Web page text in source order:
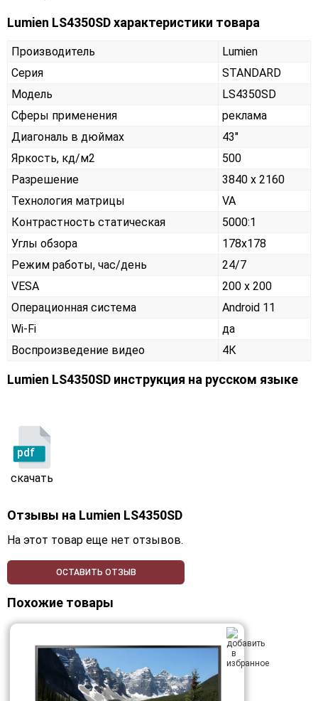
Lumien LS4350SD характеристики товара
Производитель
Lumien
Серия
STANDARD
Модель
LS4350SD
Сферы применения
реклама
Диагональ в дюймах
43"
Яркость, кд/м2
500
Разрешение
3840 x 2160
Технология матрицы
VA
Контрастность статическая
5000:1
Углы обзора
178x178
Режим работы, час/день
24/7
VESA
200 x 200
Операционная система
Android 11
Wi-Fi
да
Воспроизведение видео
4К
Lumien LS4350SD инструкция на русском языке
pdf
скачать
Отзывы на Lumien LS4350SD
На этот товар еще нет отзывов.
ОСТАВИТЬ ОТЗЫВ
Похожие товары